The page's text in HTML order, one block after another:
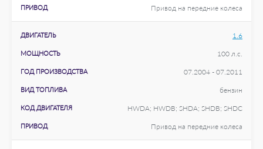
ПРИВОД Привод на передние колеса
ДВИГАТЕЛЬ 1.6
МОЩНОСТЬ 100 л.с.
ГОД ПРОИЗВОДСТВА 07.2004 - 07.2011
ВИД ТОПЛИВА бензин
КОД ДВИГАТЕЛЯ HWDA; HWDB; SHDA; SHDB; SHDC
ПРИВОД Привод на передние колеса